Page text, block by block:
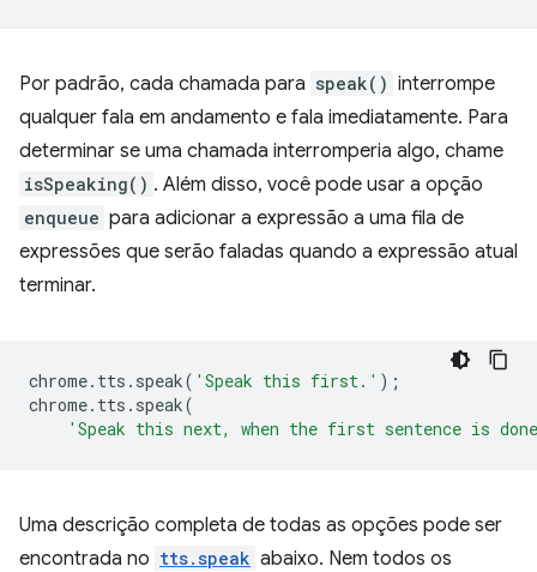
Por padrão, cada chamada para speak() interrompe
qualquer fala em andamento e fala imediatamente. Para
determinar se uma chamada interromperia algo, chame
isSpeaking() . Além disso, você pode usar a opção
enqueue para adicionar a expressão a uma fila de
expressões que serão faladas quando a expressão atual
terminar.
chrome. tts . speak( 'Speak this first.' );
chrome. tts . speak(
'Speak this next, when the first sentence is
Uma descrição completa de todas as opções pode ser
encontrada no tts.speak abaixo. Nem todos os